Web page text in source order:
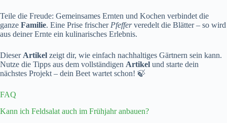
Teile die Freude: Gemeinsames Ernten und Kochen verbindet die
ganze Familie. Eine Prise frischerPfefferveredelt die Blätter – so wird
aus deiner Ernte ein kulinarisches Erlebnis.
DieserArtikel zeigt dir, wie einfach nachhaltiges Gärtnern sein kann.
Nutze die Tipps aus dem vollständigen Artikel und starte dein
nächstes Projekt – dein Beet wartet schon! 🍃
FAQ
Kann ich Feldsalat auch im Frühjahr anbauen?